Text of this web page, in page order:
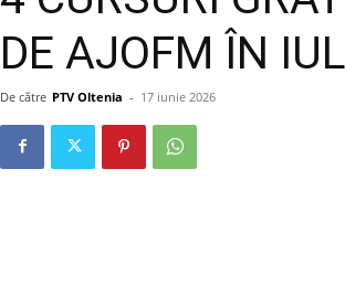
DE AJOFM ÎN
De către PTV Oltenia - 17 iunie 2026